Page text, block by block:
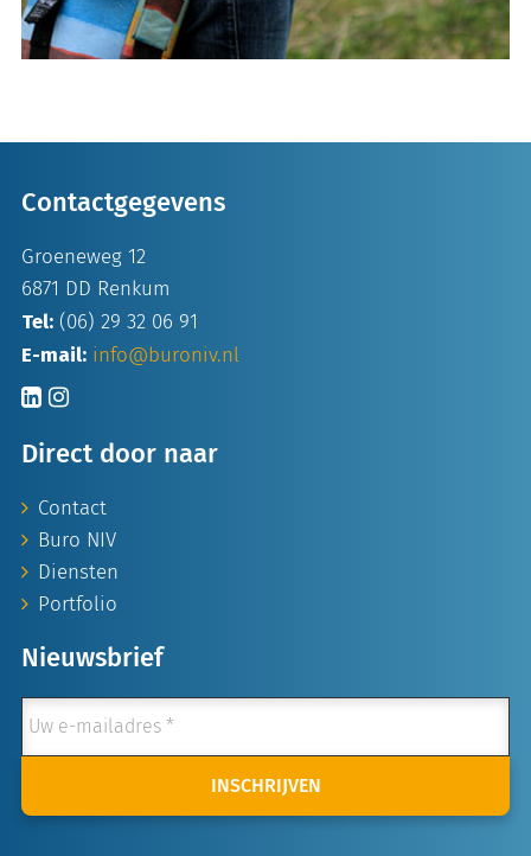
Contactgegevens
Groeneweg 12
6871 DD Renkum
Tel: (06) 29 32 06 91
E-mail: info@buroniv.nl
Direct door naar
Contact
Buro NIV
Diensten
Portfolio
Nieuwsbrief